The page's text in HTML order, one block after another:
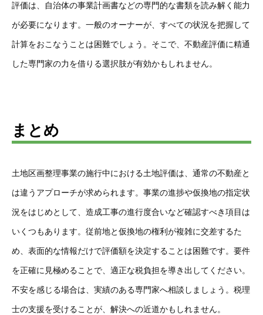
評価は、自治体の事業計画書などの専門的な書類を読み解く能力
が必要になります。一般のオーナーが、すべての状況を把握して
計算をおこなうことは困難でしょう。そこで、不動産評価に精通
した専門家の力を借りる選択肢が有効かもしれません。
まとめ
土地区画整理事業の施行中における土地評価は、通常の不動産と
は違うアプローチが求められます。事業の進捗や仮換地の指定状
況をはじめとして、造成工事の進行度合いなど確認すべき項目は
いくつもあります。従前地と仮換地の権利が複雑に交差するた
め、表面的な情報だけで評価額を決定することは困難です。要件
を正確に見極めることで、適正な税負担を導き出してください。
不安を感じる場合は、実績のある専門家へ相談しましょう。税理
士の支援を受けることが、解決への近道かもしれません。